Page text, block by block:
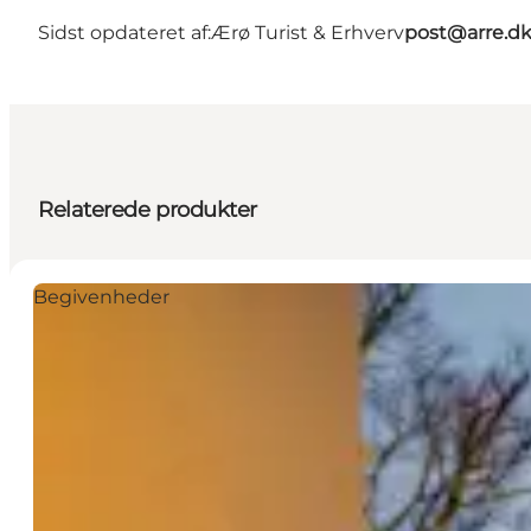
Sidst opdateret af:Ærø Turist & Erhvervpost@arre.dk
Relaterede produkter
Begivenheder